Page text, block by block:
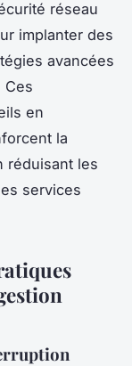
réseau
implanter des
avancées
Ces
en
la
réduisant les
services